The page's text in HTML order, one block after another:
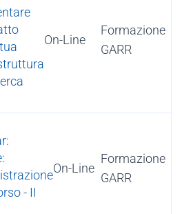
On-Line
Formazione
GARR
- II
On-Line
Formazione
GARR